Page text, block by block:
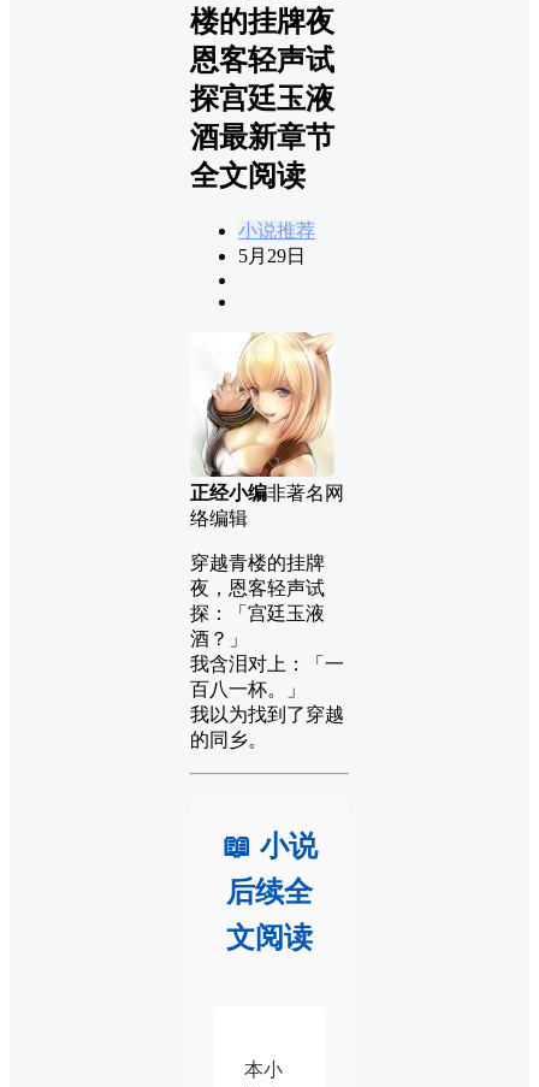
楼的挂牌夜
恩客轻声试
探宫廷玉液
酒最新章节
全文阅读
小说推荐
5月29日
正经小编非著名网
络编辑
穿越青楼的挂牌
夜，恩客轻声试
探：「宫廷玉液
酒？」
我含泪对上：「一
百八一杯。」
我以为找到了穿越
的同乡。
📖 小说
后续全
文阅读
本小